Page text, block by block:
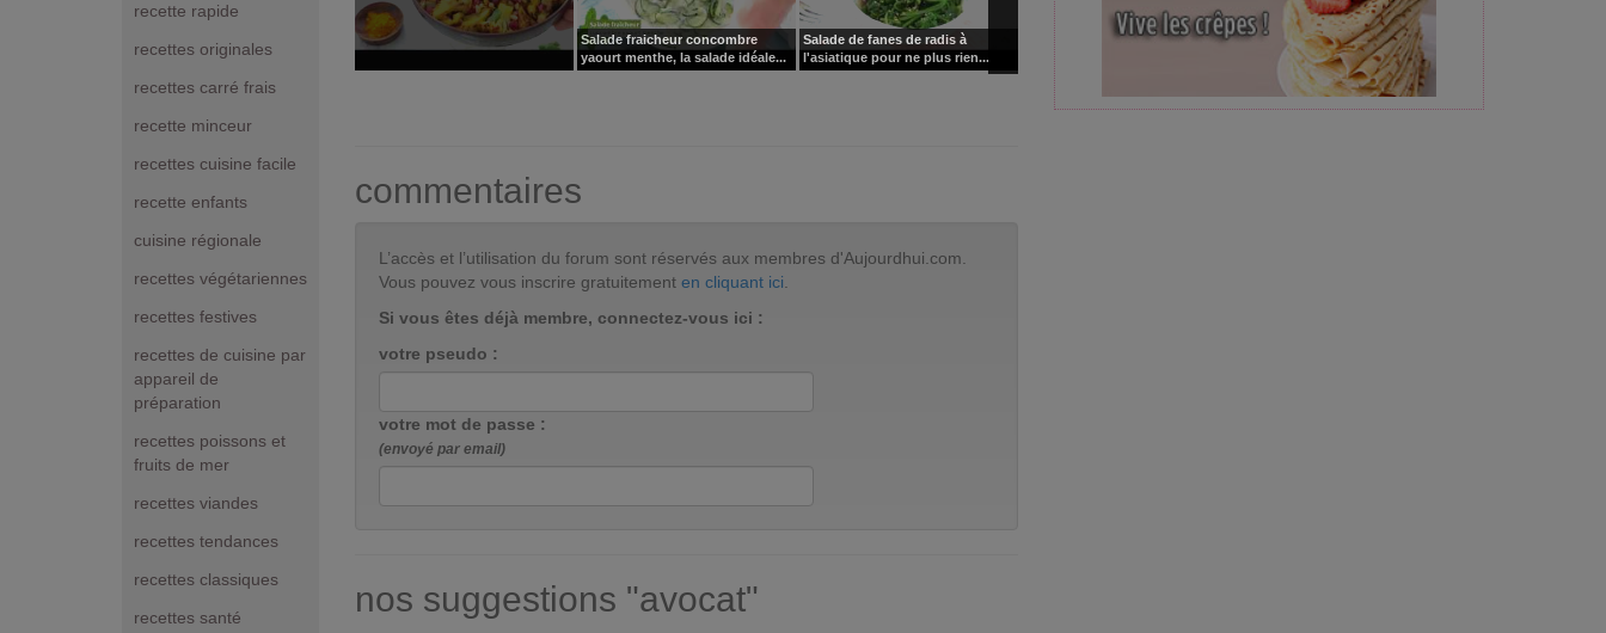
recette rapide
recettes originales
recettes carré frais
recette minceur
recettes cuisine facile
recette enfants
cuisine régionale
recettes végétariennes
recettes festives
recettes de cuisine par
appareil de
préparation
recettes poissons et
fruits de mer
recettes viandes
recettes tendances
recettes classiques
recettes santé
Salade fraicheur concombre
yaourt menthe, la salade idéale...
Salade de fanes de radis à
l'asiatique pour ne plus rien...
Maellie Poynard, Asperges-
rhubarbe en salade
Salade de melon dans un melon
Salade panzanella -
italienne
commentaires
L’accès et l’utilisation du forum sont réservés aux membres d'Aujourdhui.com.
Vous pouvez vous inscrire gratuitement en cliquant ici
Si vous êtes déjà membre, connectez-vous ici :
votre pseudo :
votre mot de passe :
(envoyé par email)
nos suggestions "avocat"